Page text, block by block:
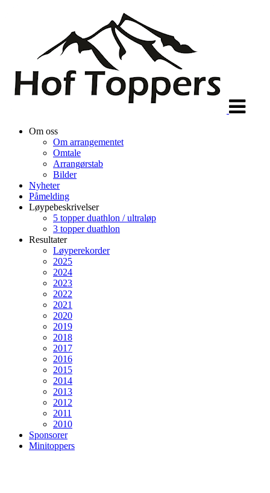
Om oss
Om arrangementet
Omtale
Arrangørstab
Bilder
Nyheter
Påmelding
Løypebeskrivelser
5 topper duathlon / ultraløp
3 topper duathlon
Resultater
Løyperekorder
2025
2024
2023
2022
2021
2020
2019
2018
2017
2016
2015
2014
2013
2012
2011
2010
Sponsorer
Minitoppers